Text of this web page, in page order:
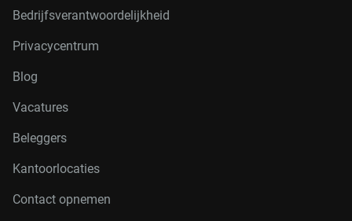
Bedrijfsverantwoordelijkheid
Privacycentrum
Blog
Vacatures
Beleggers
Kantoorlocaties
Contact opnemen